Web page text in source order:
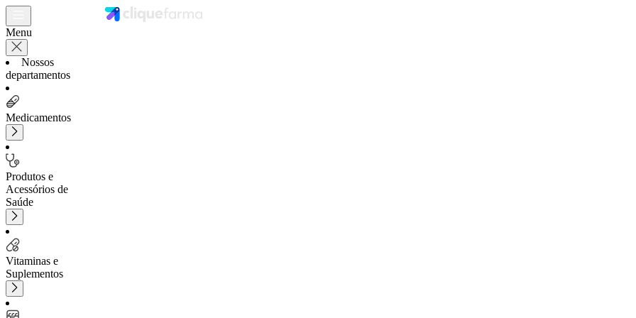
Menu
Nossos
departamentos
Medicamentos
Produtos e
Acessórios de
Saúde
Vitaminas e
Suplementos